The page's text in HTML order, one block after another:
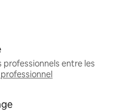
entre les